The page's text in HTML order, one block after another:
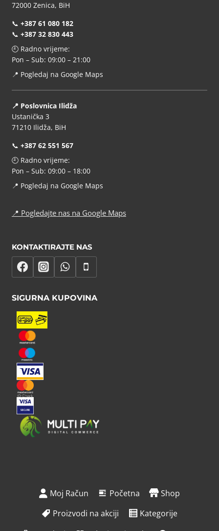
72000 Zenica, BiH
📞 +387 61 080 182
📞 +387 32 830 443
🕘 Radno vrijeme:
Pon – Sub: 09:00 – 21:00
📍 Pogledaj na Google Maps
📍 Poslovnica Ilidža
Ustanička 3
71210 Ilidža, BiH
📞 +387 62 551 567
🕘 Radno vrijeme:
Pon – Sub: 09:00 – 18:00
📍 Pogledaj na Google Maps
📍 Pogledajte nas na Google Maps
KONTAKTIRAJTE NAS
SIGURNA KUPOVINA
Moj Račun Početna
Shop
Proizvodi na akciji
Kategorije